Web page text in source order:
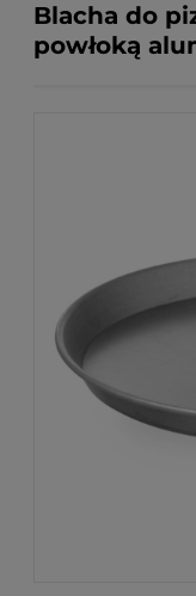
Blacha do
powłoką